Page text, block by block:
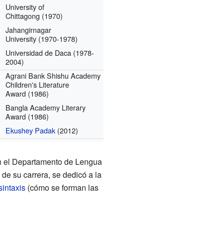
University of
Chittagong (1970)
Jahangirnagar
University (1970-1978)
Universidad de Daca (1978-
2004)
Agrani Bank Shishu Academy
Children's Literature
Award (1986)
Bangla Academy Literary
Award (1986)
Ekushey Padak (2012)
Departamento de Lengua
su carrera, se dedicó a la
(cómo se forman las